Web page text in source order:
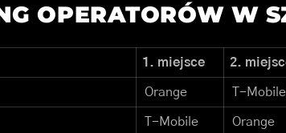
OPERATORÓW W
1. miejsce 2.
Orange T-Mobile
T-Mobile Orange